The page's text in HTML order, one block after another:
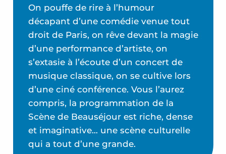
On pouffe de rire à l’humour
décapant d’une comédie venue tout
droit de Paris, on rêve devant la magie
d’une performance d’artiste, on
s’extasie à l’écoute d’un concert de
musique classique, on se cultive lors
d’une ciné conférence. Vous l’aurez
compris, la programmation de la
Scène de Beauséjour est riche, dense
et imaginative… une scène culturelle
qui a tout d’une grande.